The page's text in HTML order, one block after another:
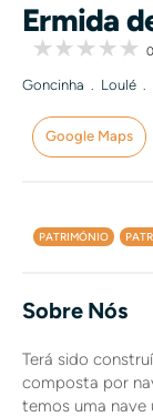
Ermida
0
Goncinha . Loulé .
Google Maps
PATRIMÓNIO
Sobre Nós
Terá sido
composta por
temos uma